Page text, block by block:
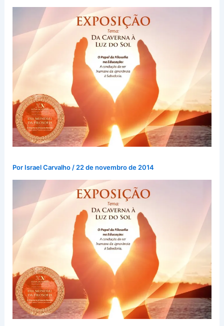
Por Israel Carvalho / 22 de novembro de 2014